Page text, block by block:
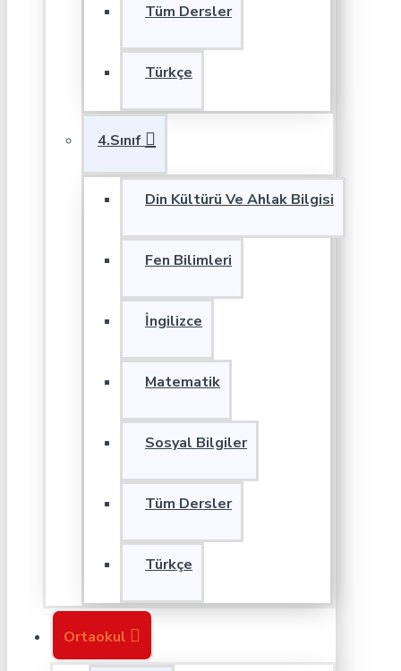
Tüm Dersler
Türkçe
4.Sınıf
Din Kültürü Ve Ahlak Bilgisi
Fen Bilimleri
İngilizce
Matematik
Sosyal Bilgiler
Tüm Dersler
Türkçe
Ortaokul